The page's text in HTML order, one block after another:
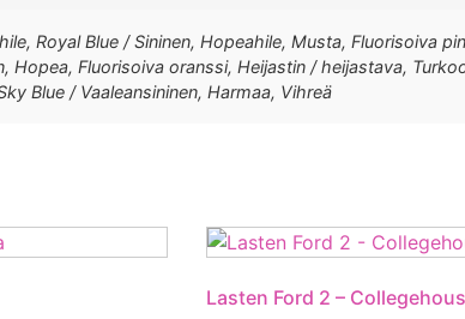
Royal Blue / Sininen, Hopeahile, Musta, Fluorisoiva
Hopea, Fluorisoiva oranssi, Heijastin / heijastava,
Blue / Vaaleansininen, Harmaa, Vihreä
Lasten Ford 2 –